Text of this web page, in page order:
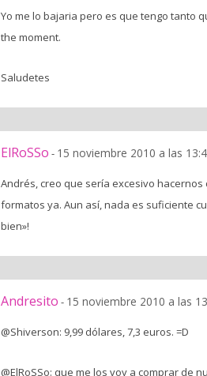
Yo me lo bajaria pero es que tengo tanto
the moment.
Saludetes
ElRoSSo - 15 noviembre 2010 a las
Andrés, creo que sería excesivo
formatos ya. Aun así, nada es suficiente
bien»!
Andresito - 15 noviembre 2010 a las
@Shiverson: 9,99 dólares, 7,3 euros. =D
@ElRoSSo: que me los voy a comprar de